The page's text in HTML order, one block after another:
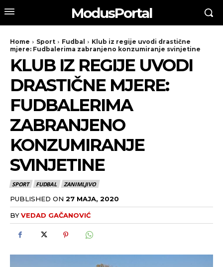
ModusPortal
Home Sport Fudbal
Klub iz regije uvodi drastične
mjere: Fudbalerima zabranjeno konzumiranje svinjetine
KLUB IZ REGIJE UVODI
DRASTIČNE MJERE:
FUDBALERIMA
ZABRANJENO
KONZUMIRANJE
SVINJETINE
SPORT FUDBAL ZANIMLJIVO
PUBLISHED ON 27 MAJA, 2020
BYVEDAD GAČANOVIĆ